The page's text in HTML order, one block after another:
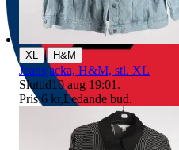
XL | H&M
Jeansjacka, H&M, stl. XL
Sluttid10 aug 19:01 .
Pris:6 kr,Ledande bud.